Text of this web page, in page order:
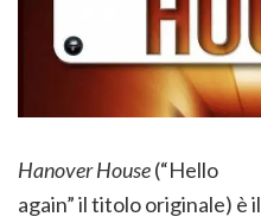
Hanover House(“Hello
again” il titolo originale) è il